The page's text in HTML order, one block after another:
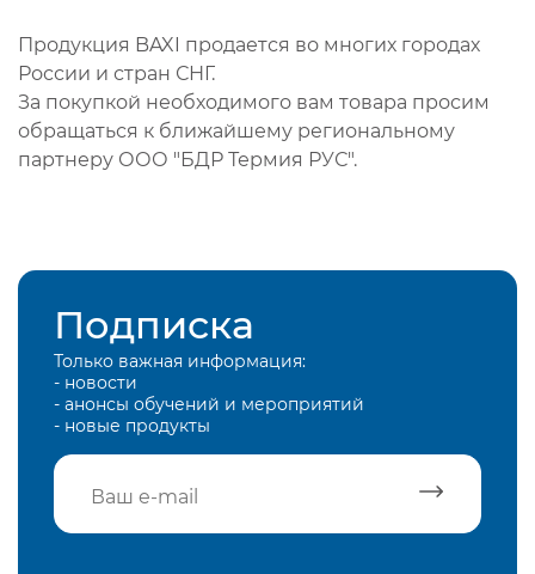
Продукция BAXI продается во многих городах
России и стран СНГ.
За покупкой необходимого вам товара просим
обращаться к ближайшему региональному
партнеру ООО "БДР Термия РУС".
Подписка
Только важная информация:
- новости
- анонсы обучений и мероприятий
- новые продукты